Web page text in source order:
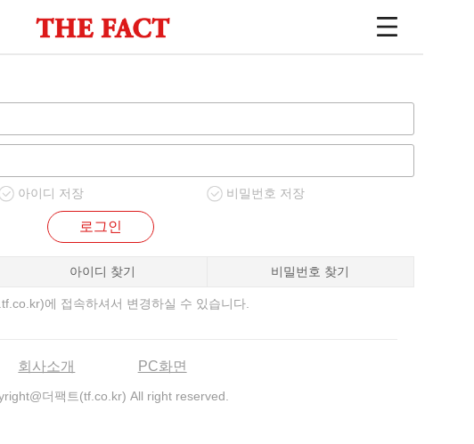
아이디 저장 비밀번호 저장
로그인
아이디 찾기 비밀번호 찾기
에 접속하셔서 변경하실 수 있습니다.
회사소개 PC화면
더팩트(tf.co.kr) All right reserved.